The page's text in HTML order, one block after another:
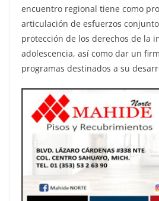
encuentro regional tiene como
articulación de esfuerzos
protección de los derechos de la
adolescencia, así como dar un
programas destinados a su